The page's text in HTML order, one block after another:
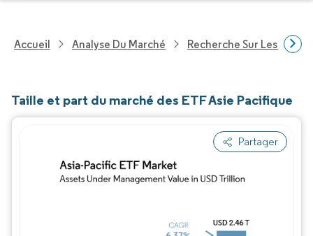
Accueil Analyse Du Marché Recherche Sur Les
Taille et part du marché des ETF Asie Pacifique
Partager